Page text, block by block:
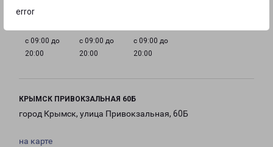
error
с 09:00 до
20:00
с 09:00 до
20:00
с 09:00 до
20:00
КРЫМСК ПРИВОКЗАЛЬНАЯ 60Б
город Крымск, улица Привокзальная, 60Б
на карте